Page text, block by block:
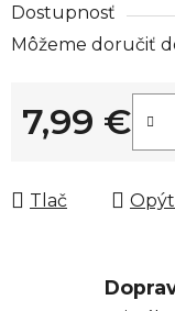
Dostupnosť
Môžeme doručiť
7,99 €
Jednotková cena:
Tlač